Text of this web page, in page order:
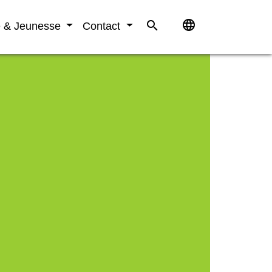
& Jeunesse Contact search language